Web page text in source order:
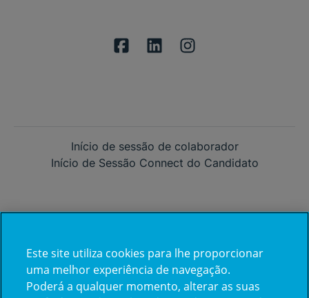
Início de sessão de colaborador
Início de Sessão Connect do Candidato
Já trabalha na CUF?
Este site utiliza cookies para lhe proporcionar
uma melhor experiência de navegação.
Poderá a qualquer momento, alterar as suas